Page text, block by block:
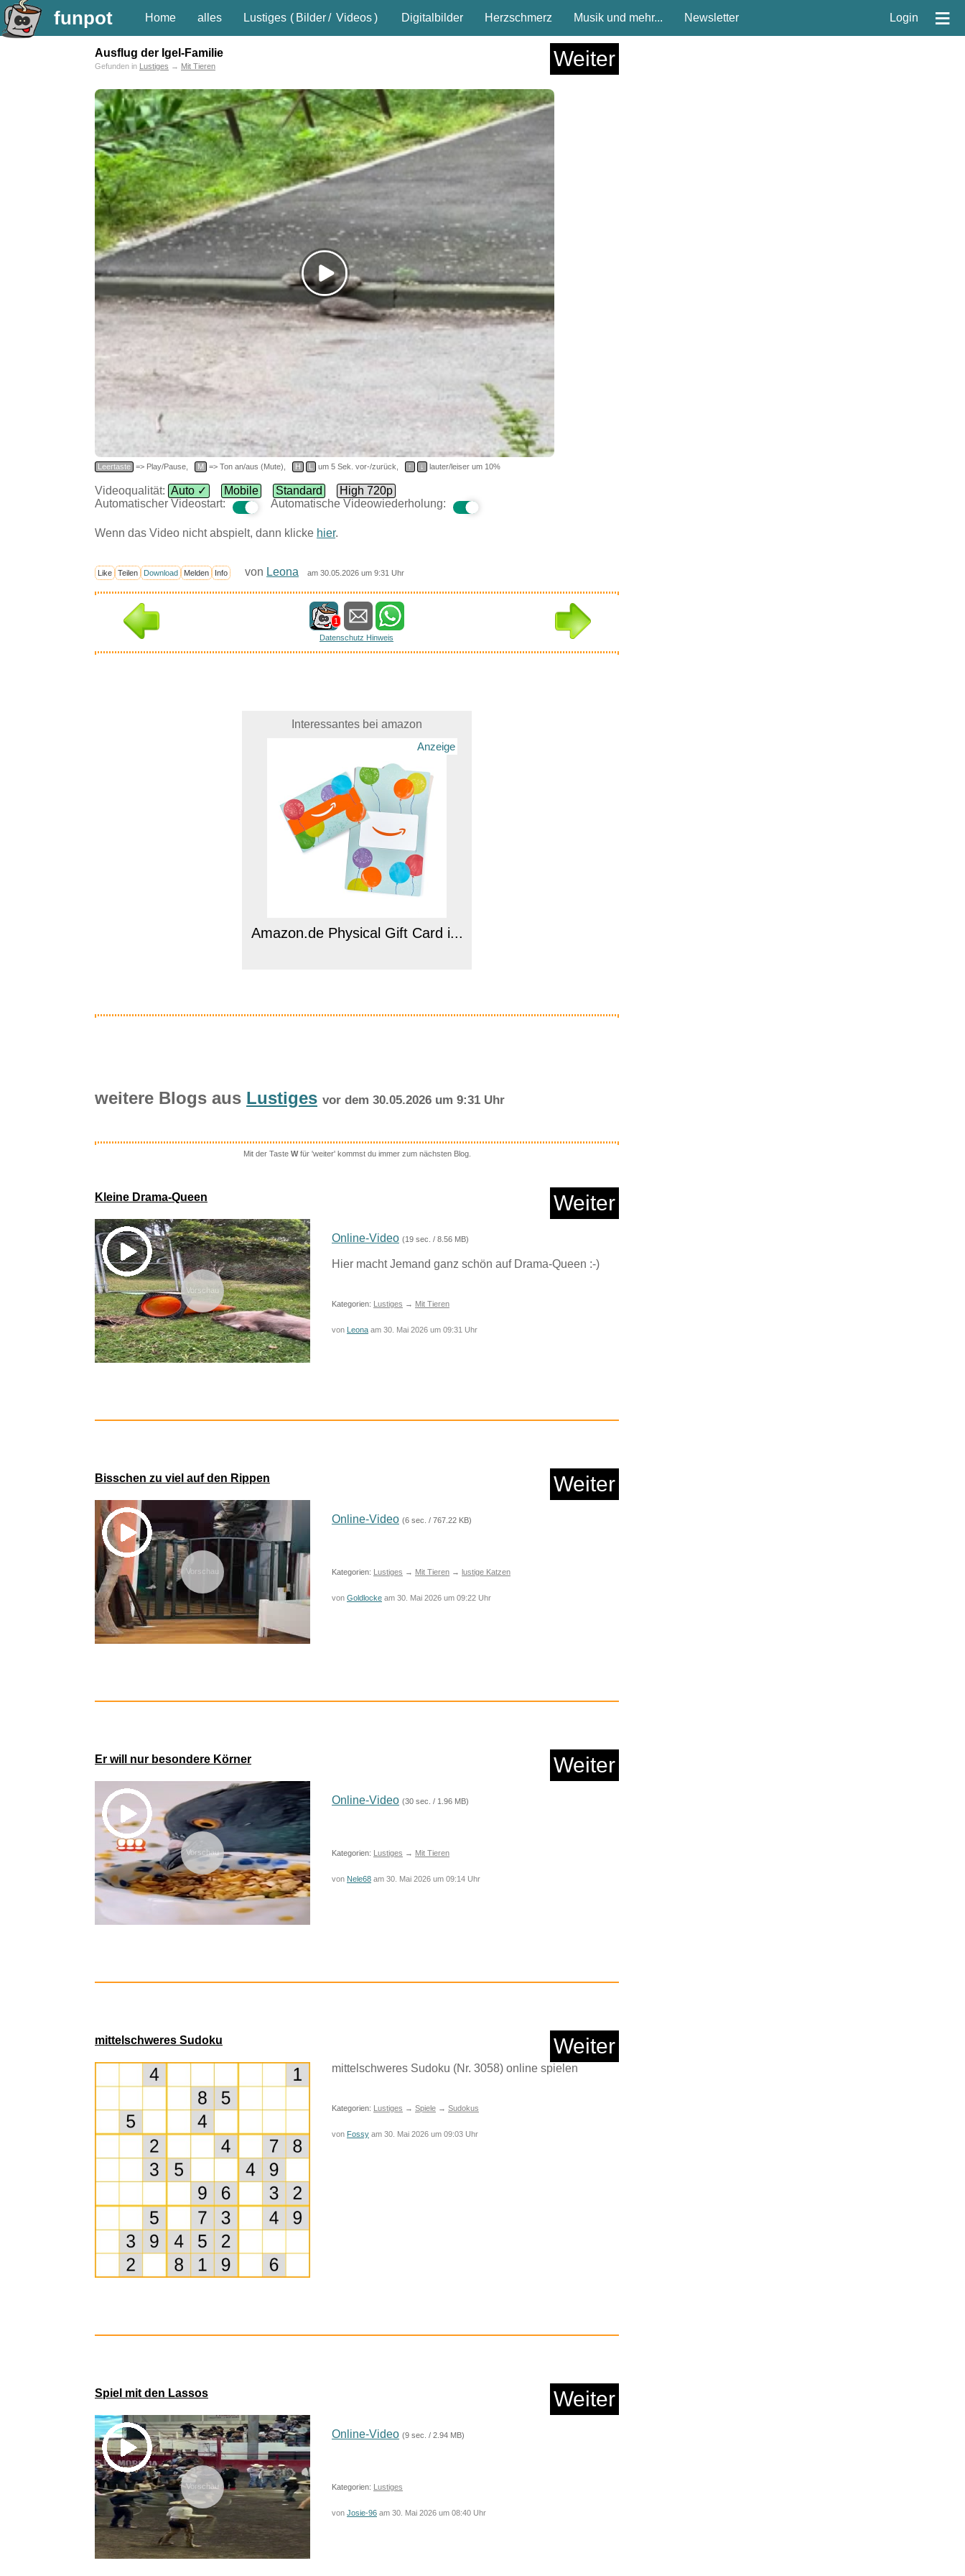
funpot Home alles Lustiges ( Bilder/ Videos) Digitalbilder Herzschmerz Musik und mehr... Newsletter Login ≡
Ausflug der Igel-Familie Weiter
Gefunden in Lustiges → Mit Tieren
Leertaste => Play/Pause, M => Ton an/aus (Mute), H L um 5 Sek. vor-/zurück, ↑ ↓ lauter/leiser um 10%
Videoqualität: Auto ✓ Mobile Standard
High 720p
Automatischer Videostart:
Automatische Videowiederholung:
Wenn das Video nicht abspielt, dann klicke hier.
Like Teilen Download Melden Info von Leona am 30.05.2026 um 9:31 Uhr
1
Datenschutz Hinweis
Interessantes bei amazon
Anzeige
Amazon.de Physical Gift Card i...
Anzeige
254 cm robuste Legierung
Satch Schlamperbox Blackjack
FABER-CASTELL -
weitere Blogs aus Lustiges vor dem 30.05.2026 um 9:31 Uhr
Mit der Taste Wfür 'weiter' kommst du immer zum nächsten Blog.
Kleine Drama-Queen Weiter
Vorschau
Online-Video (19 sec. / 8.56 MB)
Hier macht Jemand ganz schön auf Drama-Queen :-)
Kategorien: Lustiges → Mit Tieren
von Leona am 30. Mai 2026 um 09:31 Uhr
Bisschen zu viel auf den Rippen Weiter
Vorschau
Online-Video (6 sec. / 767.22 KB)
Kategorien: Lustiges → Mit Tieren → lustige Katzen
von Goldlocke am 30. Mai 2026 um 09:22 Uhr
Er will nur besondere Körner Weiter
Vorschau
Online-Video (30 sec. / 1.96 MB)
Kategorien: Lustiges → Mit Tieren
von Nele68 am 30. Mai 2026 um 09:14 Uhr
mittelschweres Sudoku Weiter
mittelschweres Sudoku (Nr. 3058) online spielen
Kategorien: Lustiges → Spiele → Sudokus
von Fossy am 30. Mai 2026 um 09:03 Uhr
Spiel mit den Lassos Weiter
Vorschau
Online-Video (9 sec. / 2.94 MB)
Kategorien: Lustiges
von Josie-96 am 30. Mai 2026 um 08:40 Uhr